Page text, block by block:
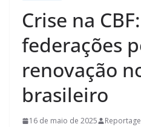
Crise na
federações
renovação
brasileiro
16 de maio de 2025